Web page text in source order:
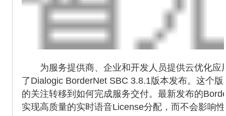
为服务提供商、企业和开发人员提供云优化应
了Dialogic BorderNet SBC 3.8.1版本发布。这个
的关注转移到如何完成服务交付。最新发布的
实现高质量的实时语音License分配，而不会影响